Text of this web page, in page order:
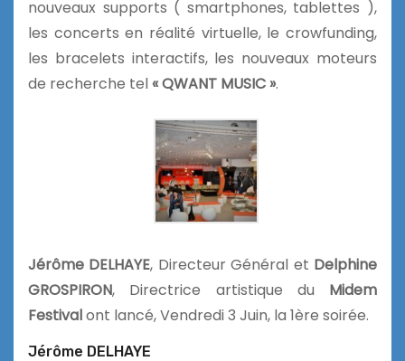
nouveaux supports ( smartphones, tablettes ),
les concerts en réalité virtuelle, le crowfunding,
les bracelets interactifs, les nouveaux moteurs
de recherche tel« QWANT MUSIC ».
Jérôme DELHAYE, Directeur Général et Delphine
GROSPIRON, Directrice artistique du Midem
Festivalont lancé, Vendredi 3 Juin, la 1ère soirée.
Jérôme DELHAYE